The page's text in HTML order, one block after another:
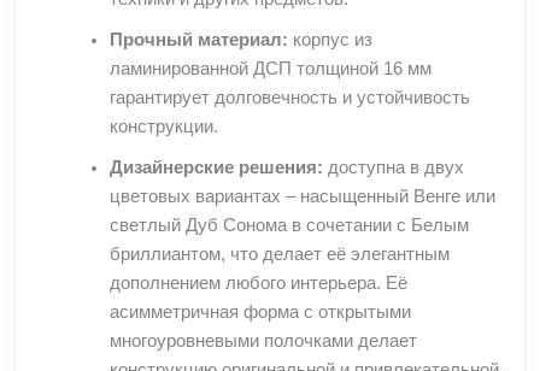
Прочный материал: корпус из
ламинированной ДСП толщиной 16 мм
гарантирует долговечность и устойчивость
конструкции.
Дизайнерские решения: доступна в двух
цветовых вариантах – насыщенный Венге или
светлый Дуб Сонома в сочетании с Белым
бриллиантом, что делает её элегантным
дополнением любого интерьера. Её
асимметричная форма с открытыми
многоуровневыми полочками делает